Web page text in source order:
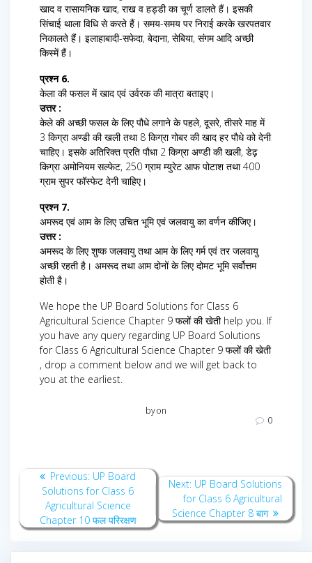
खाद व रासायनिक खाद, राख व हड्डी का चूर्ण डालते हैं। इसकी
सिंचाई थाला विधि से करते हैं। समय-समय पर निराई करके खरपतवार
निकालते हैं। इलाहाबादी-सफेदा, बेदाना, सेबिया, संगम आदि अच्छी
किस्में हैं।
प्रश्न 6.
केला की फसल में खाद एवं उर्वरक की मात्रा बताइए।
उत्तर :
केले की अच्छी फसल के लिए पौधे लगाने के पहले, दूसरे, तीसरे माह में
3 किग्रा अण्डी की खली तथा 8 किग्रा गोबर की खाद हर पौधे को देनी
चाहिए। इसके अतिरिक्त प्रति पौधा 2 किग्रा अण्डी की खली, डेढ़
किग्रा अमोनियम सल्फेट, 250 ग्राम म्युरेट आफ पोटाश तथा 400
ग्राम सुपर फॉस्फेट देनी चाहिए।
प्रश्न 7.
अमरूद एवं आम के लिए उचित भूमि एवं जलवायु का वर्णन कीजिए।
उत्तर :
अमरूद के लिए शुष्क जलवायु तथा आम के लिए गर्म एवं तर जलवायु
अच्छी रहती है। अमरूद तथा आम दोनों के लिए दोमट भूमि सर्वोत्तम
होती है।
We hope the UP Board Solutions for Class 6
Agricultural Science Chapter 9 फलों की खेती help you. If
you have any query regarding UP Board Solutions
for Class 6 Agricultural Science Chapter 9 फलों की खेती
, drop a comment below and we will get back to
you at the earliest.
byon
0
Post
navigation
Previous: Previous
post:
UP Board
Solutions for Class 6
Agricultural Science
Chapter 10 फल परिरक्षण
Next: Next
post:
UP Board Solutions
for Class 6 Agricultural
Science Chapter 8 बाग